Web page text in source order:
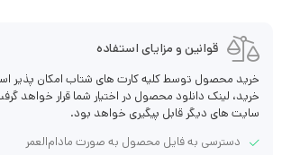
قوانین و مزایای استفاده
خرید محصول توسط کلیه کارت های شتاب امکان پذیر
خرید، لینک دانلود محصول در اختیار شما قرار خواهد
سایت های دیگر قابل پیگیری خواهد بود.
دسترسی به فایل محصول به صورت مادام‌العمر